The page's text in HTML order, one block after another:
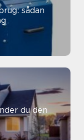
sådan
du den